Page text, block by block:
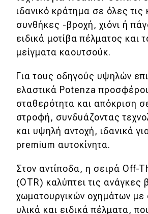
ιδανικό κράτημα σε όλες τις
συνθήκες -βροχή, χιόνι ή
ειδικά μοτίβα πέλματος και
μείγματα καουτσούκ.
Για τους οδηγούς υψηλών
ελαστικά Potenza
σταθερότητα και απόκριση
στροφή, συνδυάζοντας
και υψηλή αντοχή, ιδανικά
premium αυτοκίνητα.
Στον αντίποδα, η σειρά Off-
(OTR) καλύπτει τις ανάγκες
χωματουργικών οχημάτων με
υλικά και ειδικά πέλματα,